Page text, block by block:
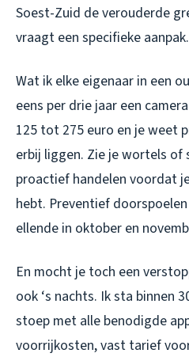
Soest-Zuid de verouderde
vraagt een specifieke aanpak.
Wat ik elke eigenaar in een
eens per drie jaar een
125 tot 275 euro en je weet
erbij liggen. Zie je wortels of
proactief handelen voordat
hebt. Preventief
ellende in oktober en
En mocht je toch een
ook ‘s nachts. Ik sta binnen
stoep met alle benodigde
voorrijkosten, vast tarief